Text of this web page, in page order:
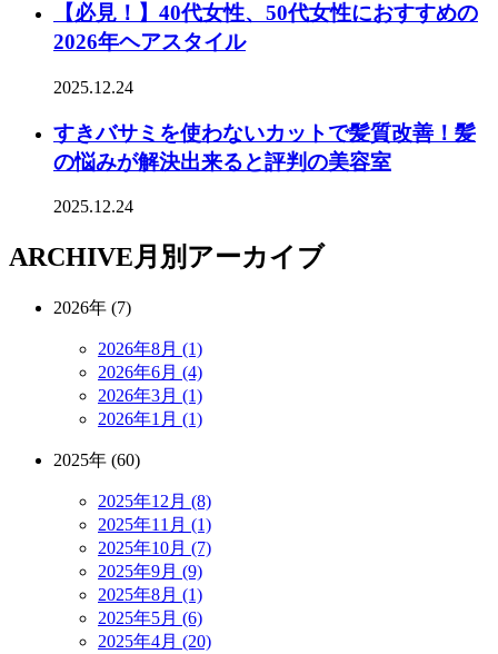
【必見！】40代女性、50代女性におすすめの
2026年ヘアスタイル
2025.12.24
すきバサミを使わないカットで髪質改善！髪
の悩みが解決出来ると評判の美容室
2025.12.24
ARCHIVE月別アーカイブ
2026年 (7)
2026年8月 (1)
2026年6月 (4)
2026年3月 (1)
2026年1月 (1)
2025年 (60)
2025年12月 (8)
2025年11月 (1)
2025年10月 (7)
2025年9月 (9)
2025年8月 (1)
2025年5月 (6)
2025年4月 (20)